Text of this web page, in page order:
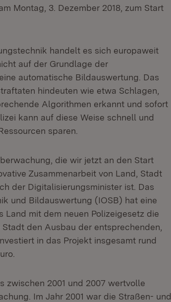
Montag, 3. Dezember 2018, zum Start
handelt es sich europaweit
auf der Grundlage der
automatische Bildauswertung. Das
hindeuten wie etwa Schlagen,
Algorithmen erkannt und sofort
kann auf diese Weise schnell und
sparen.
die wir jetzt an den Start
Zusammenarbeit von Land, Stadt
der Digitalisierungsminister ist. Das
und Bildauswertung (IOSB) hat eine
mit dem neuen Polizeigesetz die
den Ausbau der entsprechenden,
in das Projekt insgesamt rund
zwischen 2001 und 2007 wertvolle
Im Jahr 2001 war die Straßen- und